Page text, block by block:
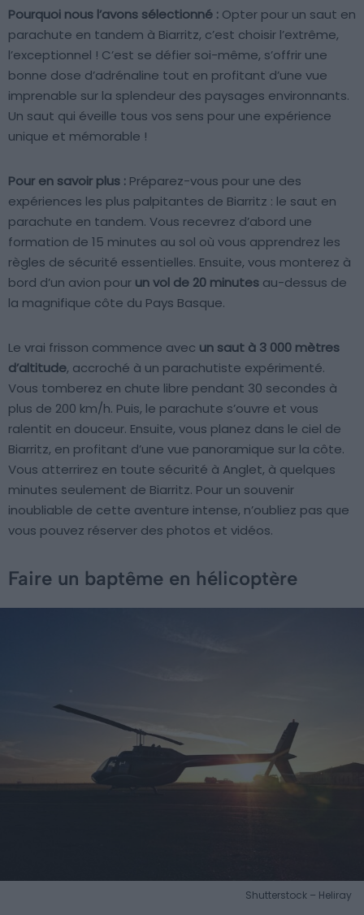
Pourquoi nous l’avons sélectionné : Opter pour un saut en
parachute en tandem à Biarritz, c’est choisir l’extrême,
l’exceptionnel ! C’est se défier soi-même, s’offrir une
bonne dose d’adrénaline tout en profitant d’une vue
imprenable sur la splendeur des paysages environnants.
Un saut qui éveille tous vos sens pour une expérience
unique et mémorable !
Pour en savoir plus : Préparez-vous pour une des
expériences les plus palpitantes de Biarritz : le saut en
parachute en tandem. Vous recevrez d’abord une
formation de 15 minutes au sol où vous apprendrez les
règles de sécurité essentielles. Ensuite, vous monterez à
bord d’un avion pour un vol de 20 minutes au-dessus de
la magnifique côte du Pays Basque.
Le vrai frisson commence avec un saut à 3 000 mètres
d’altitude, accroché à un parachutiste expérimenté.
Vous tomberez en chute libre pendant 30 secondes à
plus de 200 km/h. Puis, le parachute s’ouvre et vous
ralentit en douceur. Ensuite, vous planez dans le ciel de
Biarritz, en profitant d’une vue panoramique sur la côte.
Vous atterrirez en toute sécurité à Anglet, à quelques
minutes seulement de Biarritz. Pour un souvenir
inoubliable de cette aventure intense, n’oubliez pas que
vous pouvez réserver des photos et vidéos.
Faire un baptême en hélicoptère
Shutterstock – Heliray